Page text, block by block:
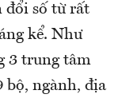
đổi số từ rất
kể. Như
3 trung tâm
bộ, ngành, địa